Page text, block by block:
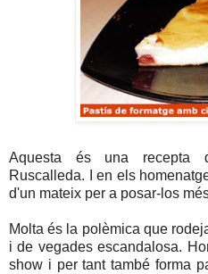
Aquesta és una recepta
Ruscalleda. I en els
d'un mateix per a posar-los
Molta és la polèmica que
i de vegades escandalosa.
show i per tant també forma